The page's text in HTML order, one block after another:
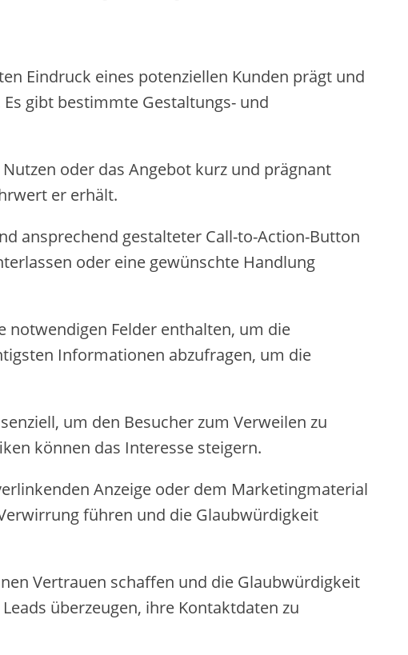
Eindruck eines potenziellen Kunden prägt und
gibt bestimmte Gestaltungs- und
oder das Angebot kurz und prägnant
er erhält.
ansprechend gestalteter Call-to-Action-Button
oder eine gewünschte Handlung
notwendigen Felder enthalten, um die
Informationen abzufragen, um die
um den Besucher zum Verweilen zu
können das Interesse steigern.
Anzeige oder dem Marketingmaterial
führen und die Glaubwürdigkeit
Vertrauen schaffen und die Glaubwürdigkeit
überzeugen, ihre Kontaktdaten zu